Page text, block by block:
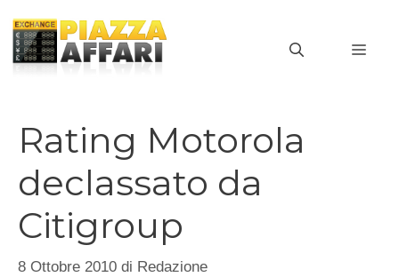
contenuto
Rating Motorola
declassato da
Citigroup
8 Ottobre 2010 di Redazione